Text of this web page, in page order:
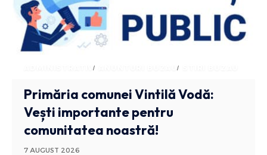
ADMINISTRATIV ANUNTURI BUZAU
Primăria comunei Vintilă Vodă:
Vești importante pentru
comunitatea noastră!
7 AUGUST 2026